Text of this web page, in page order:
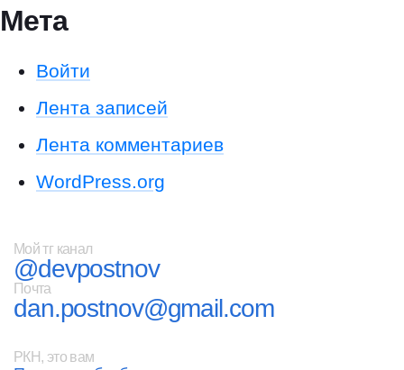
Мета
Войти
Лента записей
Лента комментариев
WordPress.org
Мой тг канал
@devpostnov
Почта
dan.postnov@gmail.com
РКН, это вам